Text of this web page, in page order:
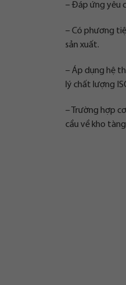
– Đáp ứng yêu
– Có phương
sản xuất.
– Áp dụng hệ
lý chất lượng
– Trường hợp
cầu về kho